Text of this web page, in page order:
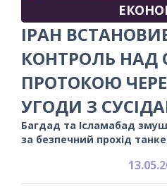
ІРАН
КОНТРОЛЬ
ПРОТОКОЮ
УГОДИ З
Багдад та Ісламабад
за безпечний прохід